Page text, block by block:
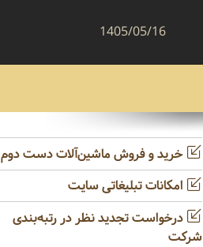
1405/05/16
خرید و فروش ماشین‌آلات دست دوم
امکانات تبلیغاتی سایت
درخواست تجدید نظر در رتبه‌بندی
شرکت